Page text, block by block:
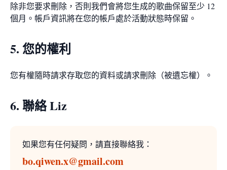
除非您要求刪除，否則我們會將您生成的歌曲保留至少 12
個月。帳戶資訊將在您的帳戶處於活動狀態時保留。
5. 您的權利
您有權隨時請求存取您的資料或請求刪除（被遺忘權）。
6. 聯絡 Liz
如果您有任何疑問，請直接聯絡我：
bo.qiwen.x@gmail.com